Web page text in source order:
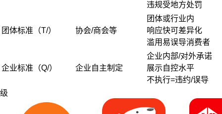
违规受地方处罚
团体标准（T/） 协会/商会等
团体或行业内
响应快可差异化
滥用易误导消费者
企业标准（Q/） 企业自主制定
企业内部/对外承诺
展示自控水平
不执行=违约/误导
级